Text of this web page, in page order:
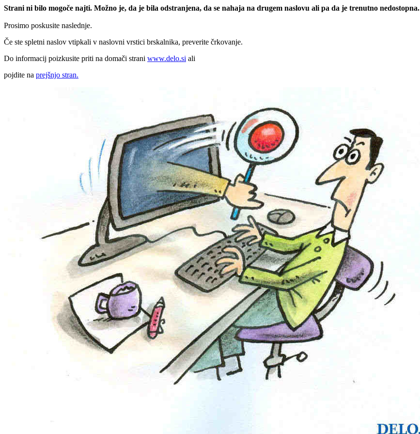
Strani ni bilo mogoče najti. Možno je, da je bila odstranjena, da se nahaja na drugem naslovu ali pa da je trenutno nedostopna.
Prosimo poskusite naslednje.
Če ste spletni naslov vtipkali v naslovni vrstici brskalnika, preverite črkovanje.
Do informacij poizkusite priti na domači strani www.delo.si ali
pojdite na prejšnjo stran.